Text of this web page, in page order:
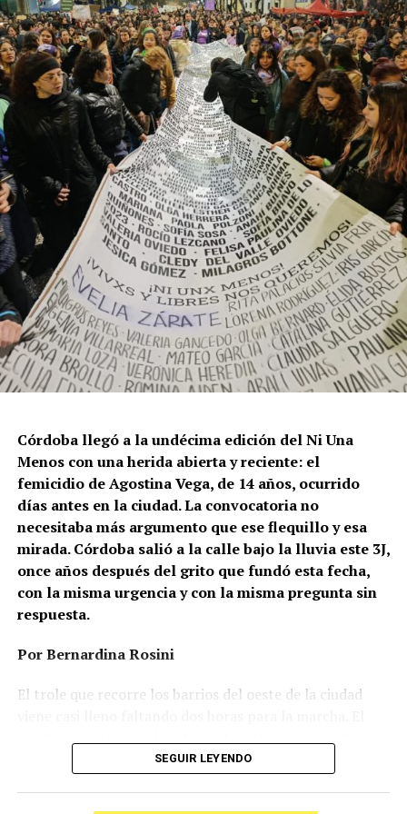
bonaerense, para conocer y escuchar a isleños,
productores, docentes, ambientalistas y vecinos que
resisten otra avanzada sobre un territorio en disputa.
Por Francisco Pandolfi
Gonzalo Giles, pensador y
Descargar la Mu en PDF
Ganar la vida: La historia de (no)
Su hijo Ciro tenía 120 veces más agrotóxicos que lo
Córdoba llegó a la undécima edición del Ni Una
Menos con una herida abierta y reciente: el
femicidio de Agostina Vega, de 14 años, ocurrido
días antes en la ciudad. La convocatoria no
necesitaba más argumento que ese flequillo y esa
mirada. Córdoba salió a la calle bajo la lluvia este 3J,
once años después del grito que fundó esta fecha,
con la misma urgencia y con la misma pregunta sin
respuesta.
Por Bernardina Rosini
El trole que recorre los barrios del oeste de la ciudad
Agostina Vega, 14 años. Era fácil intuir que será una
SEGUIR LEYENDO